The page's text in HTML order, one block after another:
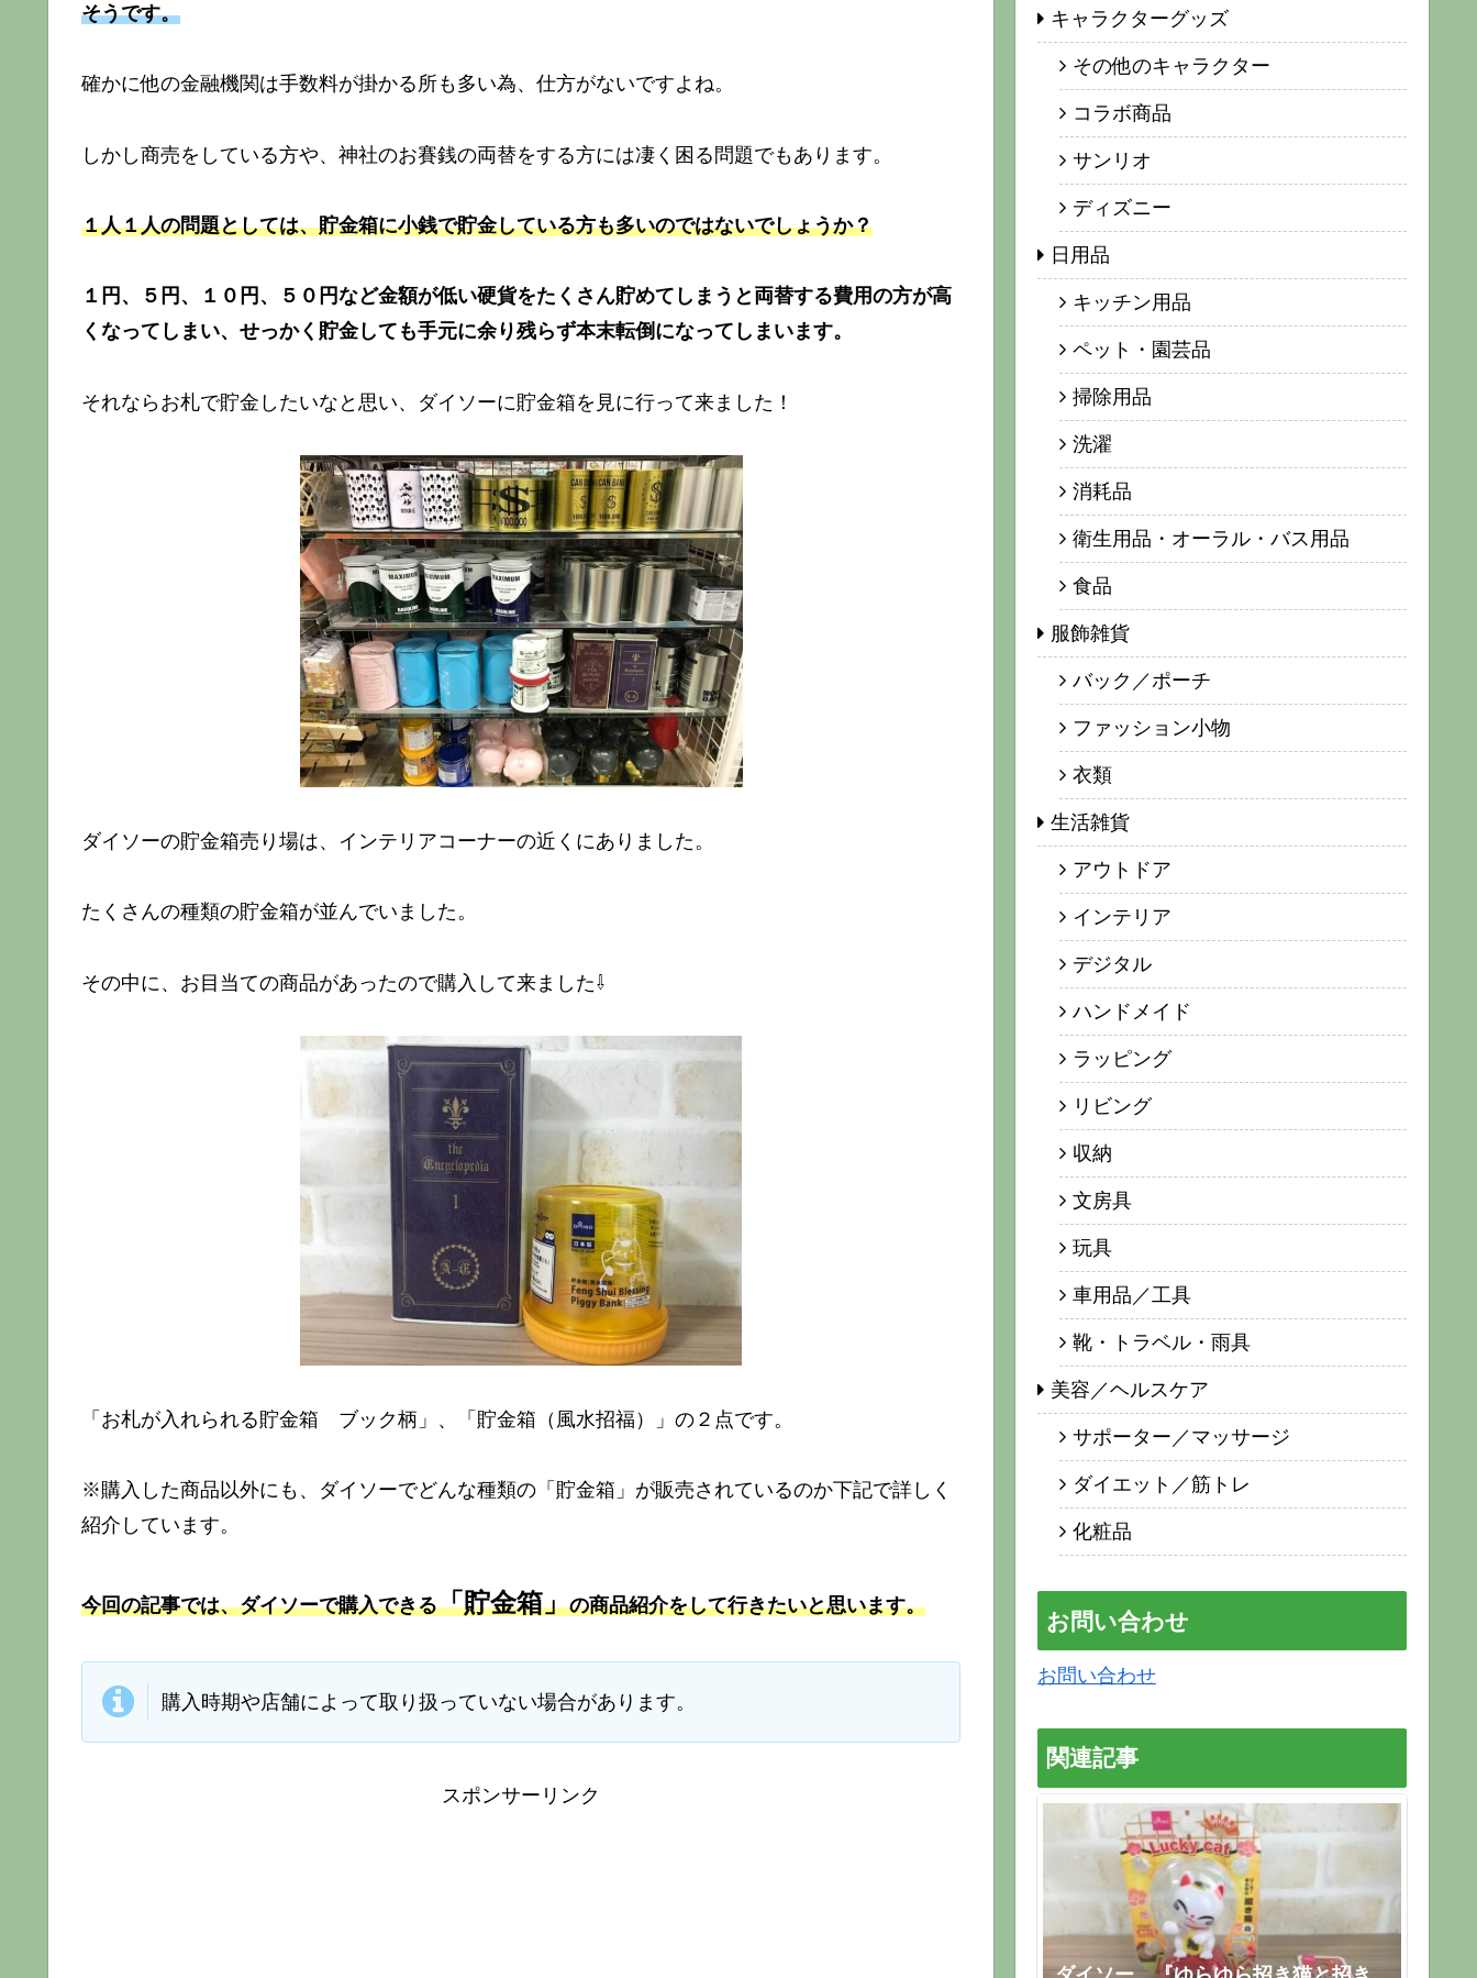
そうです。
確かに他の金融機関は手数料が掛かる所も多い為、仕方がないですよね。
しかし商売をしている方や、神社のお賽銭の両替をする方には凄く困る問題でもあります。
１人１人の問題としては、貯金箱に小銭で貯金している方も多いのではないでしょうか？
１円、５円、１０円、５０円など金額が低い硬貨をたくさん貯めてしまうと両替する費用の方が高
くなってしまい、せっかく貯金しても手元に余り残らず本末転倒になってしまいます。
それならお札で貯金したいなと思い、ダイソーに貯金箱を見に行って来ました！
ダイソーの貯金箱売り場は、インテリアコーナーの近くにありました。
たくさんの種類の貯金箱が並んでいました。
その中に、お目当ての商品があったので購入して来ました⇩
「お札が入れられる貯金箱 ブック柄」、「貯金箱（風水招福）」の２点です。
※購入した商品以外にも、ダイソーでどんな種類の「貯金箱」が販売されているのか下記で詳しく
紹介しています。
今回の記事では、ダイソーで購入できる「貯金箱」の商品紹介をして行きたいと思います。
購入時期や店舗によって取り扱っていない場合があります。
スポンサーリンク
キャラクターグッズ
その他のキャラクター
コラボ商品
サンリオ
ディズニー
日用品
キッチン用品
ペット・園芸品
掃除用品
洗濯
消耗品
衛生用品・オーラル・バス用品
食品
服飾雑貨
バック／ポーチ
ファッション小物
衣類
生活雑貨
アウトドア
インテリア
デジタル
ハンドメイド
ラッピング
リビング
収納
文房具
玩具
車用品／工具
靴・トラベル・雨具
美容／ヘルスケア
サポーター／マッサージ
ダイエット／筋トレ
化粧品
お問い合わせ
お問い合わせ
関連記事